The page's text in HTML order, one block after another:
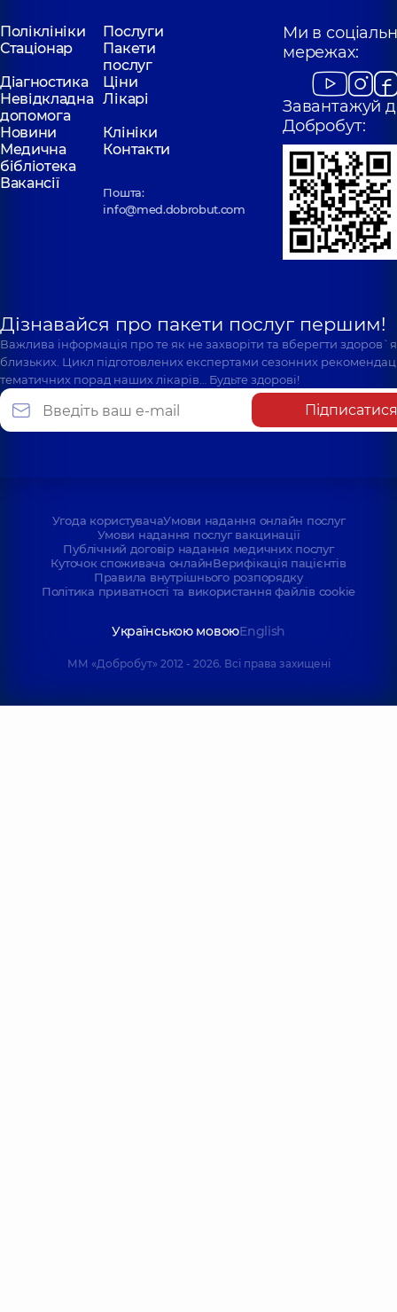
Поліклініки
Послуги
Стаціонар
Пакети
послуг
Діагностика
Ціни
Невідкладна
допомога
Лікарі
Новини
Клініки
Медична
бібліотека
Контакти
Вакансії
Пошта:
info@med.dobrobut.com
Ми в
мережах:
Завантажуй
Добробут:
Дізнавайся про пакети послуг першим!
Важлива інформація про те як не захворіти та вберегти
близьких. Цикл підготовлених експертами сезонних
тематичних порад наших лікарів… Будьте здорові!
Підписатися
Угода користувачаУмови надання онлайн послуг
Умови надання послуг вакцинації
Публічний договір надання медичних послуг
Куточок споживача онлайнВерифікація пацієнтів
Правила внутрішнього розпорядку
Політика приватності та використання файлів cookie
Українською мовоюEnglish
ММ «Добробут» 2012 - 2026. Всі права захищені